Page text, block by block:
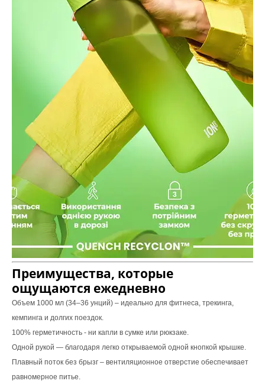
Преимущества, которые
ощущаются ежедневно
Объем 1000 мл (34–36 унций) – идеально для фитнеса, трекинга,
кемпинга и долгих поездок.
100% герметичность - ни капли в сумке или рюкзаке.
Одной рукой — благодаря легко открываемой одной кнопкой крышке.
Плавный поток без брызг – вентиляционное отверстие обеспечивает
равномерное питье.